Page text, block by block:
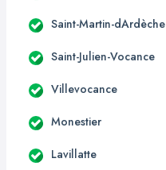
Saint-Martin-dArdèche
Saint-Julien-Vocance
Villevocance
Monestier
Lavillatte